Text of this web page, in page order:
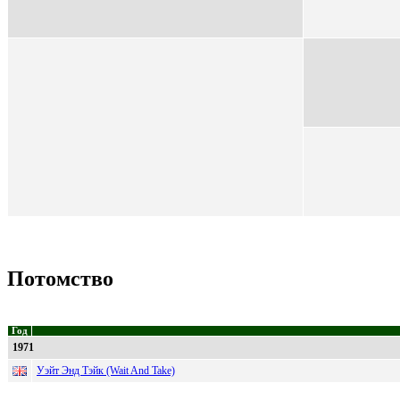
Потомство
Год
1971
Уэйт Энд Тэйк (Wait And Take)